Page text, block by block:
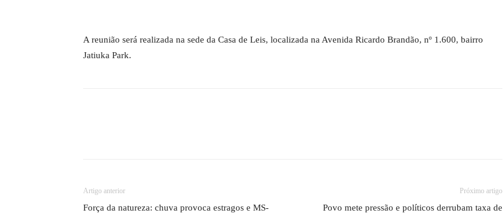
A reunião será realizada na sede da Casa de Leis, localizada na Avenida Ricardo Brandão, nº 1.600, bairro
Jatiuka Park.
Artigo anterior
Força da natureza: chuva provoca estragos e MS-
Próximo artigo
Povo mete pressão e políticos derrubam taxa de